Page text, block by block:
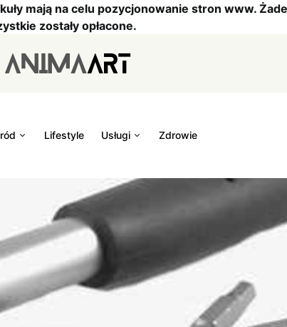
mają na celu pozycjonowanie stron www.
zostały opłacone.
Lifestyle Usługi Zdrowie